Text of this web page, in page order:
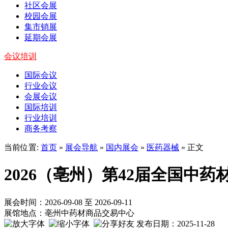
社区会展
校园会展
集市销展
延期会展
会议培训
国际会议
行业会议
会展会议
国际培训
行业培训
商务考察
当前位置: 首页 » 展会导航 » 国内展会 » 医药器械 » 正文
2026（亳州）第42届全国中药
展会时间：2026-09-08 至 2026-09-11
展馆地点：亳州中药材商品交易中心
发布日期：2025-11-28